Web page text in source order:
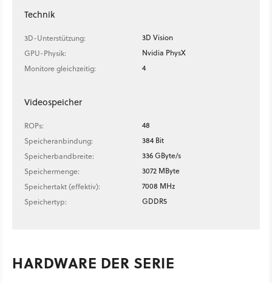
Technik
3D-Unterstützung:
3D Vision
GPU-Physik:
Nvidia PhysX
Monitore gleichzeitig:
4
Videospeicher
ROPs:
48
Speicheranbindung:
384 Bit
Speicherbandbreite:
336 GByte/s
Speichermenge:
3072 MByte
Speichertakt (effektiv):
7008 MHz
Speichertyp:
GDDR5
HARDWARE DER SERIE